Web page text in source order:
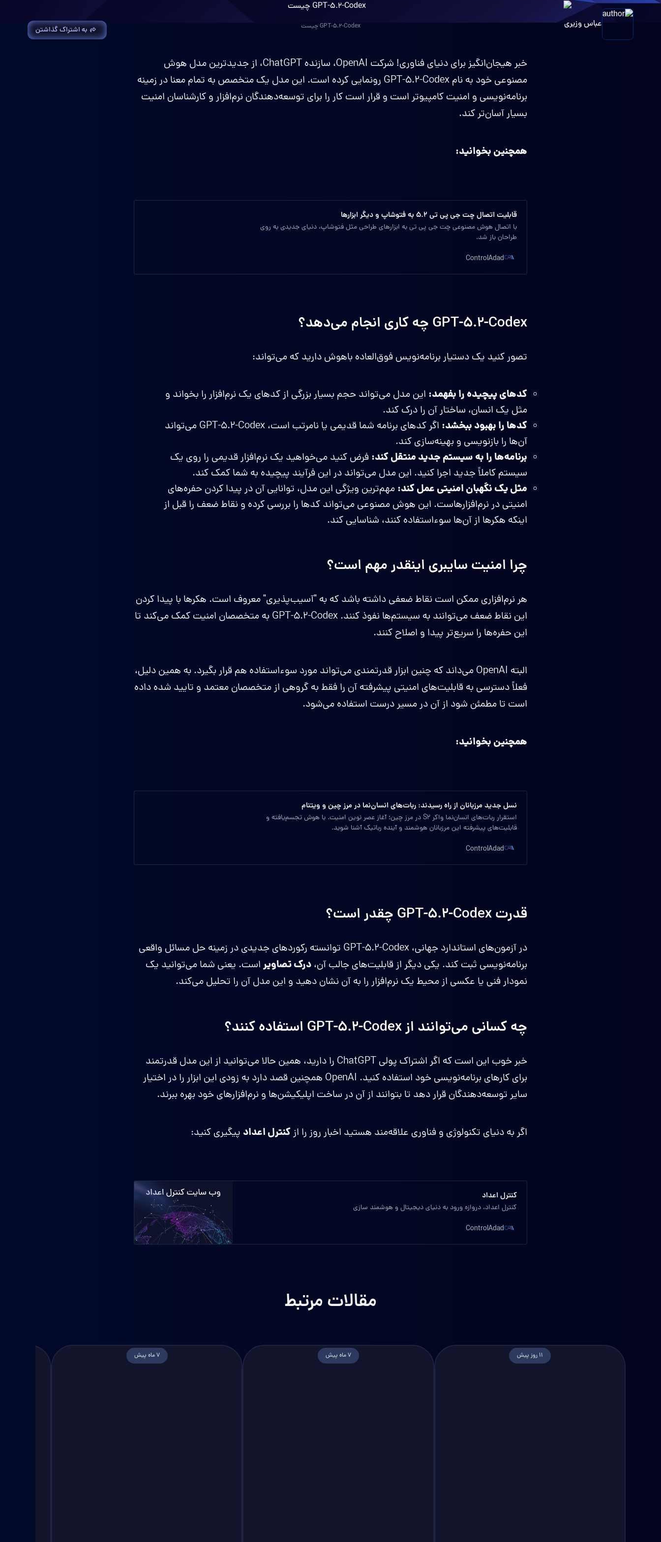
عباس وزیری به اشتراک گذاشتن GPT-5.2-Codex چیست
خبر هیجان‌انگیز برای دنیای فناوری! شرکت OpenAI، سازنده ChatGPT، از جدیدترین مدل هوش
مصنوعی خود به نام GPT-5.2-Codex رونمایی کرده است. این مدل یک متخصص به تمام معنا در زمینه
برنامه‌نویسی و امنیت کامپیوتر است و قرار است کار را برای توسعه‌دهندگان نرم‌افزار و کارشناسان امنیت
بسیار آسان‌تر کند.
همچنین بخوانید:
قابلیت اتصال چت جی پی تی 5.2 به فتوشاپ و دیگر ابزارها
با اتصال هوش مصنوعی چت جی پی تی به ابزار‌های طراحی مثل فتوشاپ، دنیای جدیدی به روی
طراحان باز شد.
ControlAdad
GPT-5.2-Codex چه کاری انجام می‌دهد؟
تصور کنید یک دستیار برنامه‌نویس فوق‌العاده باهوش دارید که می‌تواند:
کدهای پیچیده را بفهمد: این مدل می‌تواند حجم بسیار بزرگی از کدهای یک نرم‌افزار را بخواند و
مثل یک انسان، ساختار آن را درک کند.
کدها را بهبود ببخشد:
اگر کدهای برنامه شما قدیمی یا نامرتب است، GPT-5.2-Codex می‌تواند
آن‌ها را بازنویسی و بهینه‌سازی کند.
برنامه‌ها را به سیستم جدید منتقل کند: فرض کنید می‌خواهید یک نرم‌افزار قدیمی را روی یک
سیستم کاملاً جدید اجرا کنید. این مدل می‌تواند در این فرآیند پیچیده به شما کمک کند.
مثل یک نگهبان امنیتی عمل کند: مهم‌ترین ویژگی این مدل، توانایی آن در پیدا کردن حفره‌های
امنیتی در نرم‌افزارهاست. این هوش مصنوعی می‌تواند کدها را بررسی کرده و نقاط ضعف را قبل از
اینکه هکرها از آن‌ها سوءاستفاده کنند، شناسایی کند.
چرا امنیت سایبری اینقدر مهم است؟
هر نرم‌افزاری ممکن است نقاط ضعفی داشته باشد که به "آسیب‌پذیری" معروف است. هکرها با پیدا کردن
این نقاط ضعف می‌توانند به سیستم‌ها نفوذ کنند. GPT-5.2-Codex به متخصصان امنیت کمک می‌کند تا
این حفره‌ها را سریع‌تر پیدا و اصلاح کنند.
البته OpenAI می‌داند که چنین ابزار قدرتمندی می‌تواند مورد سوءاستفاده هم قرار بگیرد. به همین دلیل،
فعلاً دسترسی به قابلیت‌های امنیتی پیشرفته آن را فقط به گروهی از متخصصان معتمد و تایید شده داده
است تا مطمئن شود از آن در مسیر درست استفاده می‌شود.
همچنین بخوانید:
نسل جدید مرزبانان از راه رسیدند: ربات‌های انسان‌نما در مرز چین و ویتنام
استقرار ربات‌های انسان‌نما واکر S2 در مرز چین؛ آغاز عصر نوین امنیت. با هوش تجسم‌یافته و
قابلیت‌های پیشرفته این مرزبانان هوشمند و آینده رباتیک آشنا شوید.
ControlAdad
قدرت GPT-5.2-Codex چقدر است؟
در آزمون‌های استاندارد جهانی، GPT-5.2-Codex توانسته رکوردهای جدیدی در زمینه حل مسائل واقعی
برنامه‌نویسی ثبت کند. یکی دیگر از قابلیت‌های جالب آن، درک تصاویر است. یعنی شما می‌توانید یک
نمودار فنی یا عکسی از محیط یک نرم‌افزار را به آن نشان دهید و این مدل آن را تحلیل می‌کند.
چه کسانی می‌توانند از GPT-5.2-Codex استفاده کنند؟
خبر خوب این است که اگر اشتراک پولی ChatGPT را دارید، همین حالا می‌توانید از این مدل قدرتمند
برای کارهای برنامه‌نویسی خود استفاده کنید. OpenAI همچنین قصد دارد به زودی این ابزار را در اختیار
سایر توسعه‌دهندگان قرار دهد تا بتوانند از آن در ساخت اپلیکیشن‌ها و نرم‌افزارهای خود بهره ببرند.
اگر به دنیای تکنولوژی و فناوری علاقه‌مند هستید اخبار روز را ازکنترل اعداد پیگیری کنید:
کنترل اعداد
کنترل اعداد، دروازه ورود به دنیای دیجیتال و هوشمند سازی
ControlAdad
مقالات مرتبط
11 روز پیش 7 ماه پیش 7 ماه پیش